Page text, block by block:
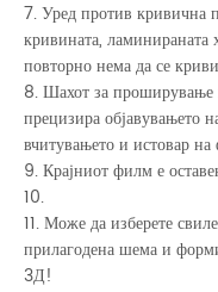
7. Уред против кривична
кривината, ламинираната
повторно нема да се
8. Шахот за проширување
прецизира објавувањето
вчитувањето и истовар
9. Крајниот филм е
10.
11. Може да изберете
прилагодена шема и
3Д!